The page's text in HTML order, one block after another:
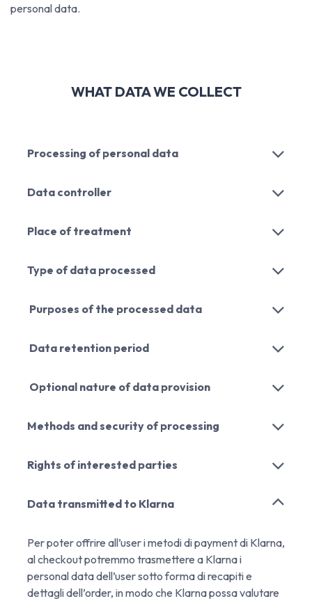
personal data.
WHAT DATA WE COLLECT
Processing of personal data
Data controller
Place of treatment
Type of data processed
Purposes of the processed data
Data retention period
Optional nature of data provision
Methods and security of processing
Rights of interested parties
Data transmitted to Klarna
Per poter offrire all’user i metodi di payment di Klarna,
al checkout potremmo trasmettere a Klarna i
personal data dell’user sotto forma di recapiti e
dettagli dell’order, in modo che Klarna possa valutare